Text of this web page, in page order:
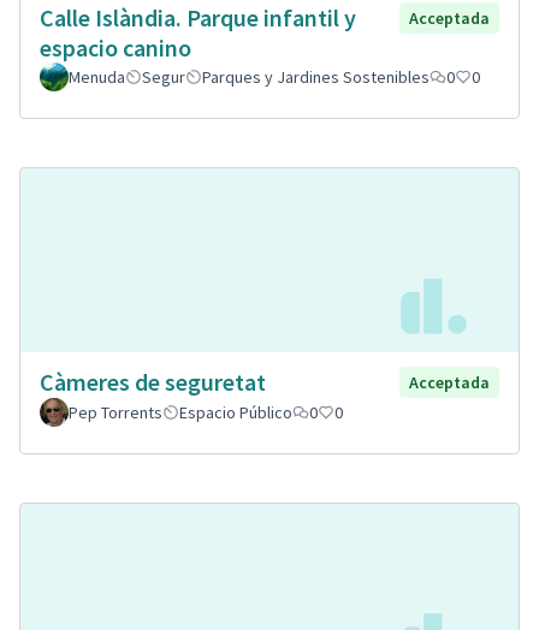
Calle Islàndia. Parque infantil y
espacio canino
Acceptada
Menuda Segur Parques y Jardines Sostenibles 0 0
Càmeres de seguretat
Acceptada
Pep Torrents
Espacio Público 0 0